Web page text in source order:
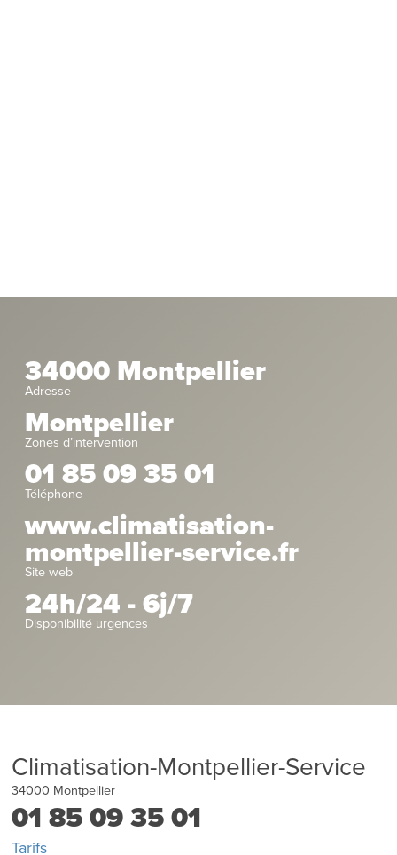
34000 Montpellier
Adresse
Montpellier
Zones d’intervention
01 85 09 35 01
Téléphone
www.climatisation-
montpellier-service.fr
Site web
24h/24 - 6j/7
Disponibilité urgences
Climatisation-Montpellier-Service
34000 Montpellier
01 85 09 35 01
Tarifs